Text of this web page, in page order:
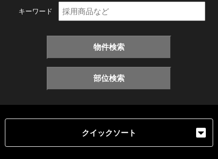
キーワード
物件検索
部位検索
クイックソート